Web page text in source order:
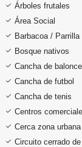
Árboles frutales
Área Social
Barbacoa /
Bosque nativos
Cancha de
Cancha de futbol
Cancha de tenis
Centros
Cerca zona urbana
Circuito cerrado